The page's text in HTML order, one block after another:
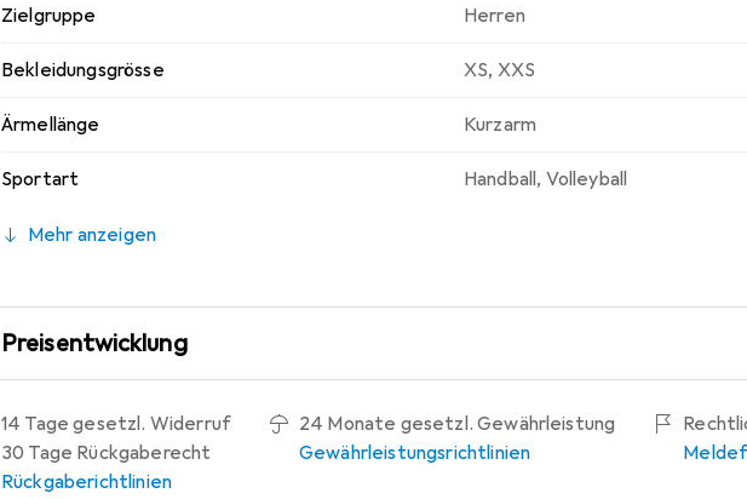
Zielgruppe Herren
Bekleidungsgrösse XS, XXS
Ärmellänge Kurzarm
Sportart Handball, Volleyball
Mehr anzeigen
Preisentwicklung
14 Tage gesetzl. Widerruf
30 Tage Rückgaberecht
Rückgaberichtlinien
24 Monate gesetzl. Gewährleistung
Gewährleistungsrichtlinien